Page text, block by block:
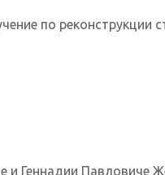
по реконструкции
Геннадии Павловиче